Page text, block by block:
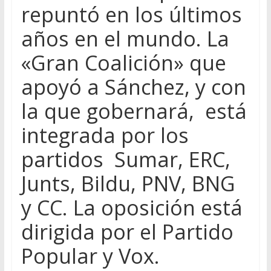
repuntó en los últimos
años en el mundo. La
«Gran Coalición» que
apoyó a Sánchez, y con
la que gobernará, está
integrada por los
partidos Sumar, ERC,
Junts, Bildu, PNV, BNG
y CC. La oposición está
dirigida por el Partido
Popular y Vox.